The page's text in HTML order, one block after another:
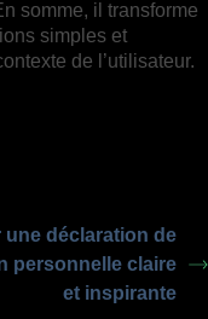
somme, il transforme
simples et
de l’utilisateur.
une déclaration de
personnelle claire
et inspirante